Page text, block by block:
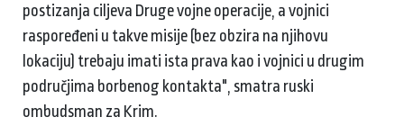
postizanja ciljeva Druge vojne operacije, a vojnici
raspoređeni u takve misije (bez obzira na njihovu
lokaciju) trebaju imati ista prava kao i vojnici u drugim
područjima borbenog kontakta", smatra ruski
ombudsman za Krim.